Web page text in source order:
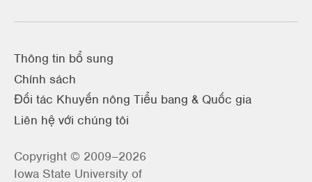
Thông tin bổ sung
Chính sách
Đối tác Khuyến nông Tiểu bang & Quốc gia
Liên hệ với chúng tôi
Copyright © 2009–2026
Iowa State University of